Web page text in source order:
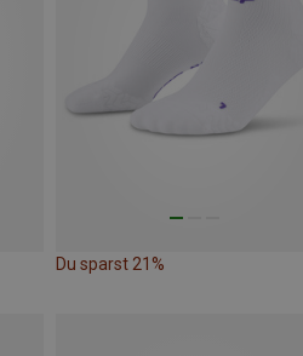
Du sparst 21%